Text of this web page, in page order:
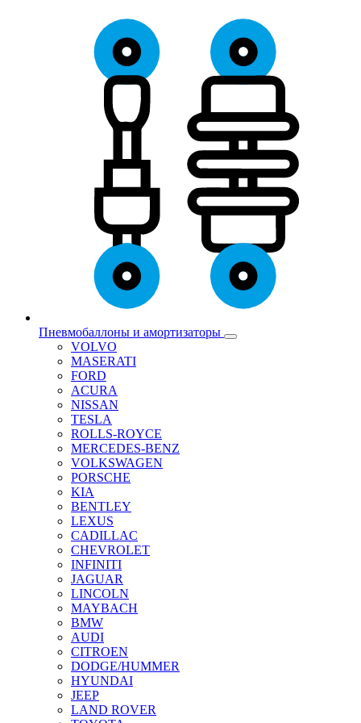
Пневмобаллоны и амортизаторы
VOLVO
MASERATI
FORD
ACURA
NISSAN
TESLA
ROLLS-ROYCE
MERCEDES-BENZ
VOLKSWAGEN
PORSCHE
KIA
BENTLEY
LEXUS
CADILLAC
CHEVROLET
INFINITI
JAGUAR
LINCOLN
MAYBACH
BMW
AUDI
CITROEN
DODGE/HUMMER
HYUNDAI
JEEP
LAND ROVER